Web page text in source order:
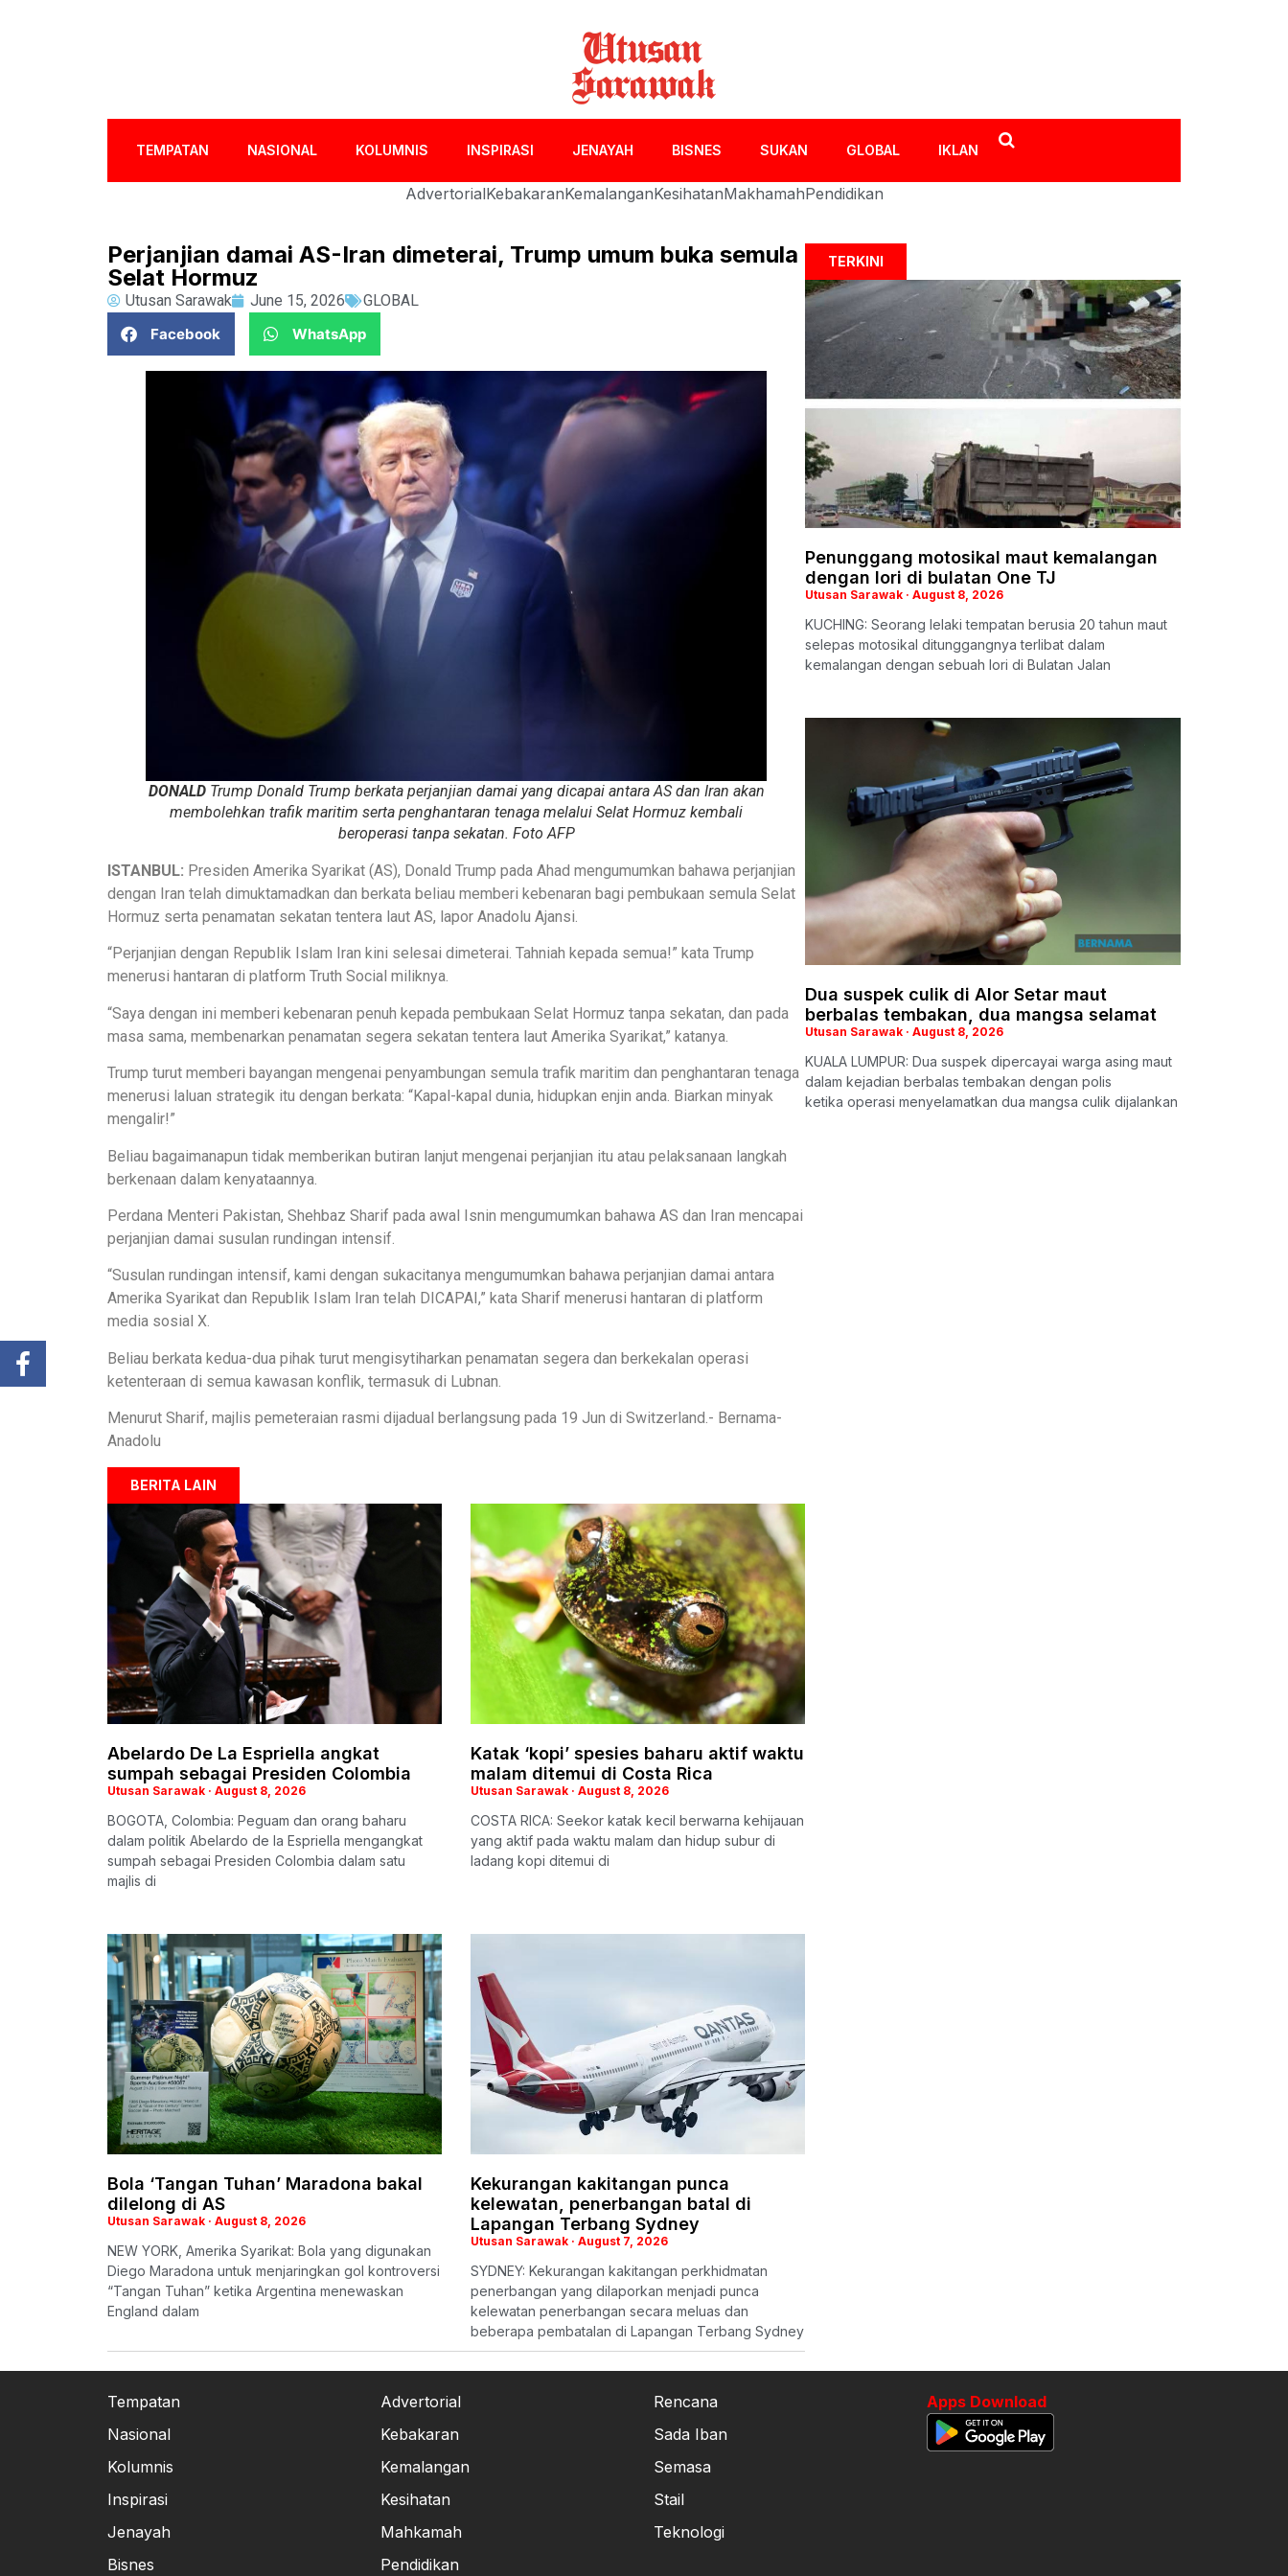
TEMPATAN NASIONAL KOLUMNIS INSPIRASI JENAYAH BISNES SUKAN GLOBAL IKLAN
AdvertorialKebakaranKemalanganKesihatanMakhamahPendidikan
Perjanjian damai AS-Iran dimeterai, Trump umum buka semula
Selat Hormuz
Utusan Sarawak June 15, 2026
GLOBAL
Facebook
WhatsApp
DONALD Trump Donald Trump berkata perjanjian damai yang dicapai antara AS dan Iran akan
membolehkan trafik maritim serta penghantaran tenaga melalui Selat Hormuz kembali
beroperasi tanpa sekatan. Foto AFP
ISTANBUL: Presiden Amerika Syarikat (AS), Donald Trump pada Ahad mengumumkan bahawa perjanjian
dengan Iran telah dimuktamadkan dan berkata beliau memberi kebenaran bagi pembukaan semula Selat
Hormuz serta penamatan sekatan tentera laut AS, lapor Anadolu Ajansi.
“Perjanjian dengan Republik Islam Iran kini selesai dimeterai. Tahniah kepada semua!” kata Trump
menerusi hantaran di platform Truth Social miliknya.
“Saya dengan ini memberi kebenaran penuh kepada pembukaan Selat Hormuz tanpa sekatan, dan pada
masa sama, membenarkan penamatan segera sekatan tentera laut Amerika Syarikat,” katanya.
Trump turut memberi bayangan mengenai penyambungan semula trafik maritim dan penghantaran tenaga
menerusi laluan strategik itu dengan berkata: “Kapal-kapal dunia, hidupkan enjin anda. Biarkan minyak
mengalir!”
Beliau bagaimanapun tidak memberikan butiran lanjut mengenai perjanjian itu atau pelaksanaan langkah
berkenaan dalam kenyataannya.
Perdana Menteri Pakistan, Shehbaz Sharif pada awal Isnin mengumumkan bahawa AS dan Iran mencapai
perjanjian damai susulan rundingan intensif.
“Susulan rundingan intensif, kami dengan sukacitanya mengumumkan bahawa perjanjian damai antara
Amerika Syarikat dan Republik Islam Iran telah DICAPAI,” kata Sharif menerusi hantaran di platform
media sosial X.
Beliau berkata kedua-dua pihak turut mengisytiharkan penamatan segera dan berkekalan operasi
ketenteraan di semua kawasan konflik, termasuk di Lubnan.
Menurut Sharif, majlis pemeteraian rasmi dijadual berlangsung pada 19 Jun di Switzerland.- Bernama-
Anadolu
BERITA LAIN
Abelardo De La Espriella angkat
sumpah sebagai Presiden Colombia
Utusan Sarawak August 8, 2026
BOGOTA, Colombia: Peguam dan orang baharu
dalam politik Abelardo de la Espriella mengangkat
sumpah sebagai Presiden Colombia dalam satu
majlis di
Katak ‘kopi’ spesies baharu aktif waktu
malam ditemui di Costa Rica
Utusan Sarawak August 8, 2026
COSTA RICA: Seekor katak kecil berwarna kehijauan
yang aktif pada waktu malam dan hidup subur di
ladang kopi ditemui di
Bola ‘Tangan Tuhan’ Maradona bakal
dilelong di AS
Utusan Sarawak August 8, 2026
NEW YORK, Amerika Syarikat: Bola yang digunakan
Diego Maradona untuk menjaringkan gol kontroversi
“Tangan Tuhan” ketika Argentina menewaskan
England dalam
Kekurangan kakitangan punca
kelewatan, penerbangan batal di
Lapangan Terbang Sydney
Utusan Sarawak August 7, 2026
SYDNEY: Kekurangan kakitangan perkhidmatan
penerbangan yang dilaporkan menjadi punca
kelewatan penerbangan secara meluas dan
beberapa pembatalan di Lapangan Terbang Sydney
TERKINI
Penunggang motosikal maut kemalangan
dengan lori di bulatan One TJ
Utusan Sarawak August 8, 2026
KUCHING: Seorang lelaki tempatan berusia 20 tahun maut
selepas motosikal ditunggangnya terlibat dalam
kemalangan dengan sebuah lori di Bulatan Jalan
Dua suspek culik di Alor Setar maut
berbalas tembakan, dua mangsa selamat
Utusan Sarawak August 8, 2026
KUALA LUMPUR: Dua suspek dipercayai warga asing maut
dalam kejadian berbalas tembakan dengan polis
ketika operasi menyelamatkan dua mangsa culik dijalankan
Tempatan
Nasional
Kolumnis
Inspirasi
Jenayah
Bisnes
Advertorial
Kebakaran
Kemalangan
Kesihatan
Mahkamah
Pendidikan
Rencana
Sada Iban
Semasa
Stail
Teknologi
Apps Download